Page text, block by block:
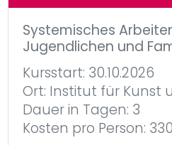
Systemisches
Jugendlichen und
Kursstart: 30.10.2026
Ort: Institut für Kunst
Dauer in Tagen: 3
Kosten pro Person: